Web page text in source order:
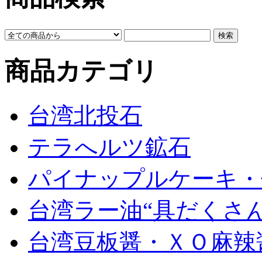
商品カテゴリ
台湾北投石
テラへルツ鉱石
パイナップルケーキ
台湾ラー油“具だくさ
台湾豆板醤・ＸＯ麻辣